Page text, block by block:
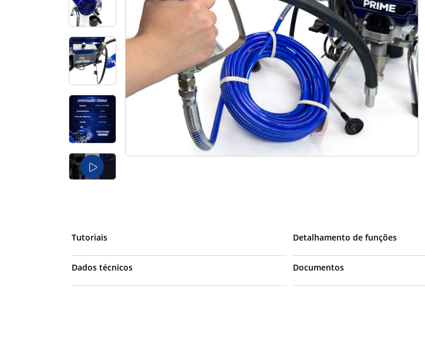
Tutoriais Detalhamento de funções
Dados técnicos Documentos